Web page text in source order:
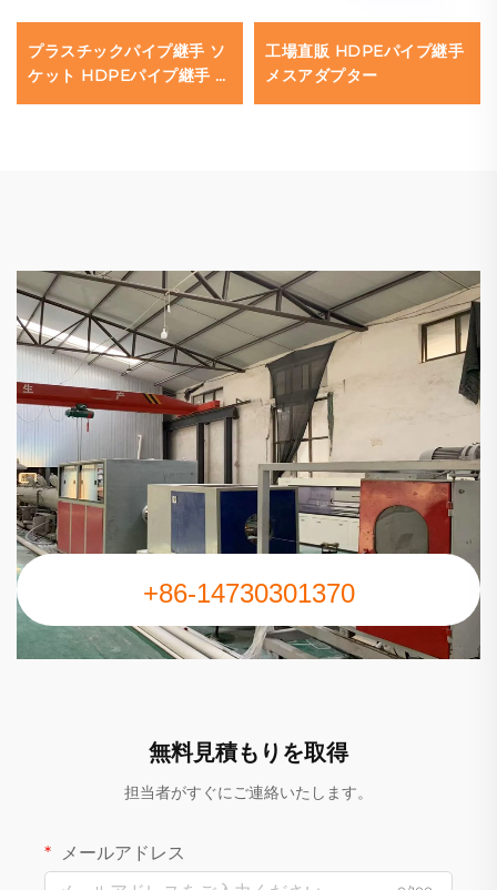
プラスチックパイプ継手 ソ
ケット HDPEパイプ継手 減
径カップリング ソケット
工場直販 HDPEパイプ継手
メスアダプター
+86-14730301370
無料見積もりを取得
担当者がすぐにご連絡いたします。
メールアドレス